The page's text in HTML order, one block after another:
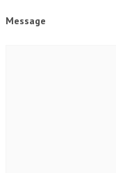
Message